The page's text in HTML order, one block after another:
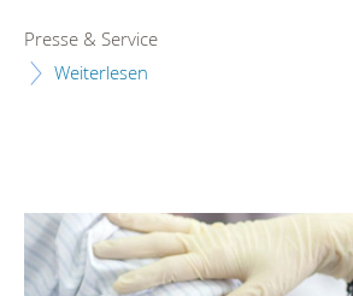
Presse & Service
Weiterlesen